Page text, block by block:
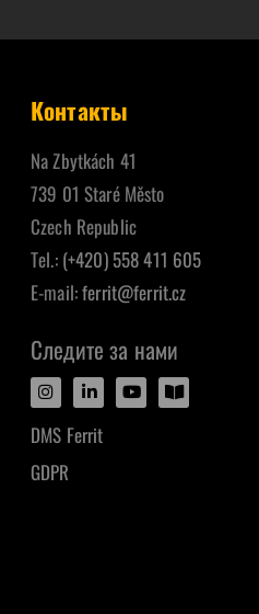
Контакты
Na Zbytkách 41
739 01 Staré Město
Czech Republic
Tel.: (+420) 558 411 605
E-mail:ferrit@ferrit.cz
Следите за нами
DMS Ferrit
GDPR